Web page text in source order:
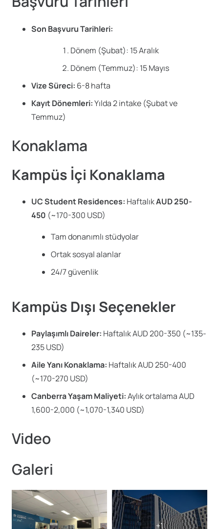
Son Başvuru Tarihleri:
Dönem (Şubat): 15 Aralık
Dönem (Temmuz): 15 Mayıs
Vize Süreci: 6-8 hafta
Kayıt Dönemleri:Yılda 2 intake (Şubat ve
Temmuz)
Konaklama
Kampüs İçi Konaklama
UC Student Residences: HaftalıkAUD 250-
450 (~170-300 USD)
Tam donanımlı stüdyolar
Ortak sosyal alanlar
24/7 güvenlik
Kampüs Dışı Seçenekler
Paylaşımlı Daireler: Haftalık AUD 200-350 (~135-
235 USD)
Aile Yanı Konaklama: Haftalık AUD 250-400
(~170-270 USD)
Canberra Yaşam Maliyeti:Aylık ortalama AUD
1,600-2,000 (~1,070-1,340 USD)
Video
Galeri